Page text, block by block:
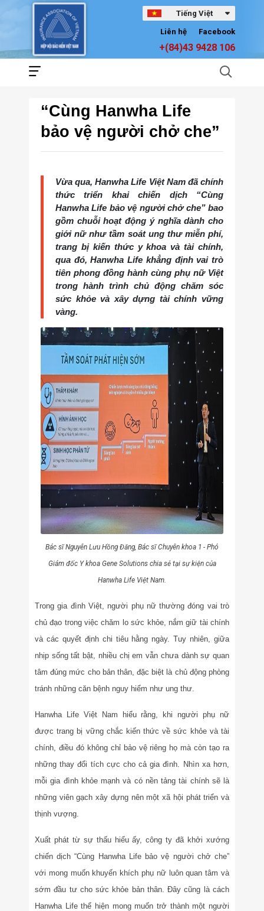
Tiếng Việt
Facebook
Liên hệ
+(84)43 9428 106
“Cùng Hanwha Life
bảo vệ người chở che”
Vừa qua, Hanwha Life Việt Nam đã chính
thức triển khai chiến dịch “Cùng
Hanwha Life bảo vệ người chở che” bao
gồm chuỗi hoạt động ý nghĩa dành cho
giới nữ như tầm soát ung thư miễn phí,
trang bị kiến thức y khoa và tài chính,
qua đó, Hanwha Life khẳng định vai trò
tiên phong đồng hành cùng phụ nữ Việt
trong hành trình chủ động chăm sóc
sức khỏe và xây dựng tài chính vững
vàng.
Bác sĩ Nguyễn Lưu Hồng Đăng, Bác sĩ Chuyên khoa 1 - Phó
Giám đốc Y khoa Gene Solutions chia sẻ tại sự kiện của
Hanwha Life Việt Nam.
Trong gia đình Việt, người phụ nữ thường đóng vai trò
chủ đạo trong việc chăm lo sức khỏe, nắm giữ tài chính
và các quyết định chi tiêu hằng ngày. Tuy nhiên, giữa
nhịp sống tất bật, nhiều chị em vẫn chưa dành sự quan
tâm đúng mức cho bản thân, đặc biệt là chủ động phòng
tránh những căn bệnh nguy hiểm như ung thư.
Hanwha Life Việt Nam hiểu rằng, khi người phụ nữ
được trang bị vững chắc kiến thức về sức khỏe và tài
chính, điều đó không chỉ bảo vệ riêng họ mà còn tạo ra
những thay đổi tích cực cho cả gia đình. Nhìn xa hơn,
mỗi gia đình khỏe mạnh và có nền tảng tài chính sẽ là
những viên gạch xây dựng nên một xã hội phát triển và
thịnh vượng.
Xuất phát từ sự thấu hiểu ấy, công ty đã khởi xướng
chiến dịch “Cùng Hanwha Life bảo vệ người chở che”
với mong muốn khuyến khích phụ nữ luôn quan tâm và
sớm đầu tư cho sức khỏe bản thân. Đây cũng là cách
Hanwha Life thể hiện mong muốn trở thành một người